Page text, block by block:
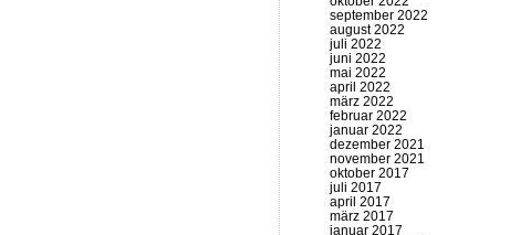
september 2022
august 2022
juli 2022
juni 2022
mai 2022
april 2022
märz 2022
februar 2022
januar 2022
dezember 2021
november 2021
oktober 2017
juli 2017
april 2017
märz 2017
januar 2017